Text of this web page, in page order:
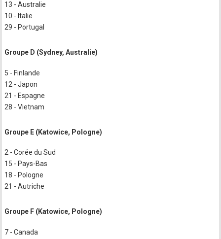
13 - Australie
10 - Italie
29 - Portugal
Groupe D (Sydney, Australie)
5 - Finlande
12 - Japon
21 - Espagne
28 - Vietnam
Groupe E (Katowice, Pologne)
2 - Corée du Sud
15 - Pays-Bas
18 - Pologne
21 - Autriche
Groupe F (Katowice, Pologne)
7 - Canada